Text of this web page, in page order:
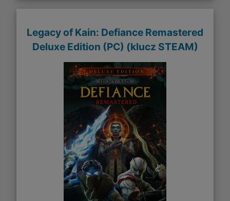
Legacy of Kain: Defiance Remastered
Deluxe Edition (PC) (klucz STEAM)